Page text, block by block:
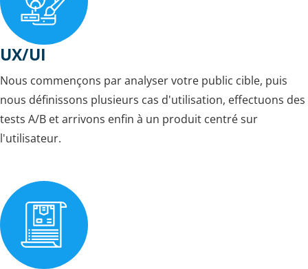
UX/UI
Nous commençons par analyser votre public cible, puis
nous définissons plusieurs cas d'utilisation, effectuons des
tests A/B et arrivons enfin à un produit centré sur
l'utilisateur.